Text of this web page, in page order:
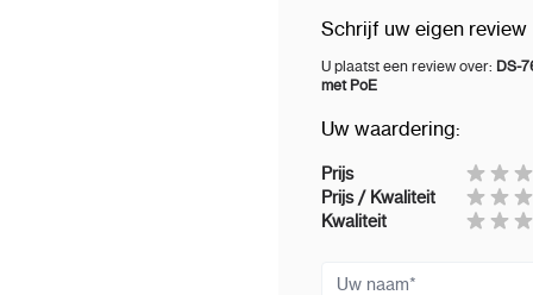
MP (30 fps)/8-
AI uit: 2-kan@12
MP (30 fps)/12-
Stroomtype
Audiocompressie
Netwerk
Verbinding Op
Schrijf uw eigen review
U plaatst een review over: DS-
met PoE
Uw waardering:
Prijs
Prijs / Kwaliteit
Kwaliteit
Uw naam